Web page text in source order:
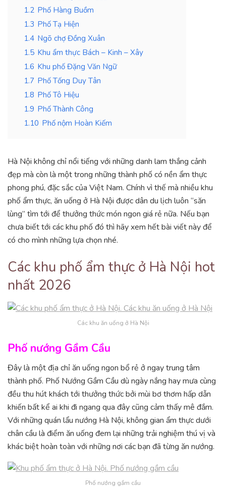
1.2 Phố Hàng Buồm
1.3 Phố Tạ Hiện
1.4 Ngõ chợ Đồng Xuân
1.5 Khu ẩm thực Bách – Kinh – Xây
1.6 Khu phố Đặng Văn Ngữ
1.7 Phố Tống Duy Tân
1.8 Phố Tô Hiệu
1.9 Phố Thành Công
1.10 Phố nộm Hoàn Kiếm
Hà Nội không chỉ nổi tiếng với những danh lam thắng cảnh
đẹp mà còn là một trong những thành phố có nền ẩm thực
phong phú, đặc sắc của Việt Nam. Chính vì thế mà nhiều khu
phố ẩm thực, ăn uống ở Hà Nội được dân du lịch luôn “săn
lùng” tìm tới để thưởng thức món ngon giá rẻ nữa. Nếu bạn
chưa biết tới các khu phố đó thì hãy xem hết bài viết này để
có cho mình những lựa chọn nhé.
Các khu phố ẩm thực ở Hà Nội hot
nhất 2026
Các khu ăn uống ở Hà Nội
Phố nướng Gầm Cầu
Đây là một địa chỉ ăn uống ngon bổ rẻ ở ngay trung tâm
thành phố. Phố Nướng Gầm Cầu dù ngày nắng hay mưa cùng
đều thu hút khách tới thưởng thức bởi mùi bơ thơm hấp dẫn
khiến bất kể ai khi đi ngang qua đây cũng cảm thấy mê đắm.
Với những quán lẩu nướng Hà Nội, không gian ẩm thực dưới
chân cầu là điểm ăn uống đem lại những trải nghiệm thú vị và
khác biệt hoàn toàn với những nơi các bạn đã từng ăn nướng.
Phố nướng gầm cầu